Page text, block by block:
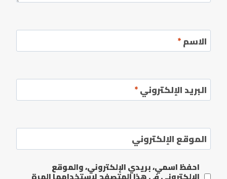
الاسم*
البريد الإلكتروني*
الموقع الإلكتروني
احفظ اسمي، بريدي الإلكتروني، والموقع